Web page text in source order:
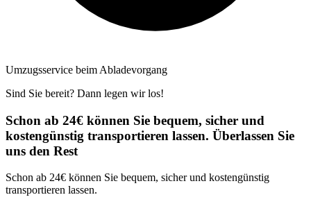
Umzugsservice beim Abladevorgang
Sind Sie bereit? Dann legen wir los!
Schon ab 24€ können Sie bequem, sicher und
kostengünstig transportieren lassen. Überlassen Sie
uns den Rest
Schon ab 24€ können Sie bequem, sicher und kostengünstig
transportieren lassen.